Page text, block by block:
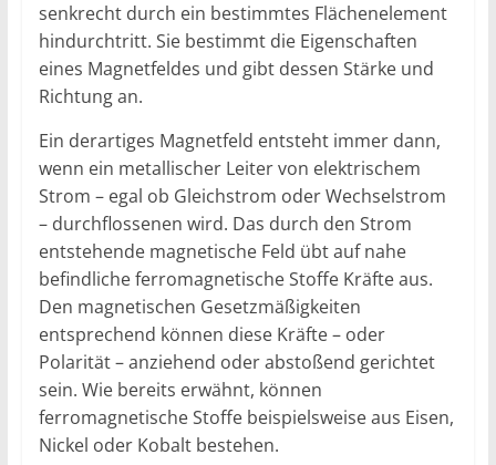
senkrecht durch ein bestimmtes Flächenelement
hindurchtritt. Sie bestimmt die Eigenschaften
eines Magnetfeldes und gibt dessen Stärke und
Richtung an.
Ein derartiges Magnetfeld entsteht immer dann,
wenn ein metallischer Leiter von elektrischem
Strom – egal ob Gleichstrom oder Wechselstrom
– durchflossenen wird. Das durch den Strom
entstehende magnetische Feld übt auf nahe
befindliche ferromagnetische Stoffe Kräfte aus.
Den magnetischen Gesetzmäßigkeiten
entsprechend können diese Kräfte – oder
Polarität – anziehend oder abstoßend gerichtet
sein. Wie bereits erwähnt, können
ferromagnetische Stoffe beispielsweise aus Eisen,
Nickel oder Kobalt bestehen.